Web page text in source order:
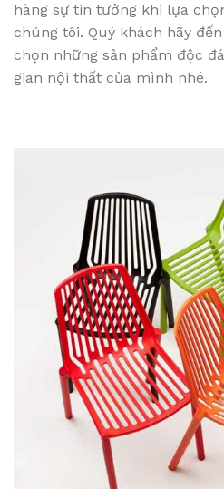
hàng sự tin tưởng khi lựa
chúng tôi. Quý khách hãy
chọn những sản phẩm độc
gian nội thất của mình nhé.